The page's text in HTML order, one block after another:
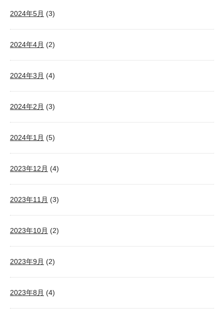
2024年5月 (3)
2024年4月 (2)
2024年3月 (4)
2024年2月 (3)
2024年1月 (5)
2023年12月 (4)
2023年11月 (3)
2023年10月 (2)
2023年9月 (2)
2023年8月 (4)